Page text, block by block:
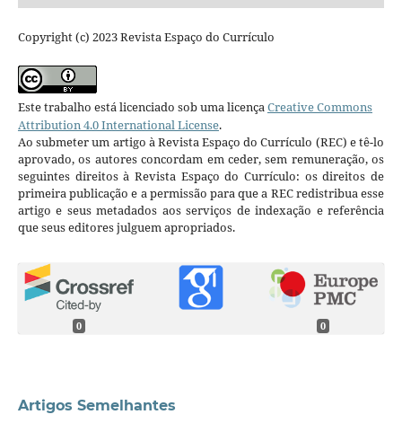
Copyright (c) 2023 Revista Espaço do Currículo
Este trabalho está licenciado sob uma licençaCreative Commons
Attribution 4.0 International License.
Ao submeter um artigo à Revista Espaço do Currículo (REC) e tê-lo
aprovado, os autores concordam em ceder, sem remuneração, os
seguintes direitos à Revista Espaço do Currículo: os direitos de
primeira publicação e a permissão para que a REC redistribua esse
artigo e seus metadados aos serviços de indexação e referência
que seus editores julguem apropriados.
0 0
Artigos Semelhantes